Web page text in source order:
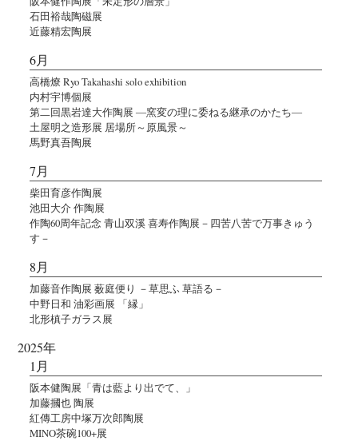
石田裕哉陶磁展
近藤精宏陶展
6月
高橋燎 Ryo Takahashi solo exhibition
内村宇博個展
第二回黒岩達大作陶展 ―窯変の理に委ねる継承のかたち―
土屋明之造形展 居場所～原風景～
馬野真吾陶展
7月
柴田育彦作陶展
池田大介 作陶展
作陶60周年記念 青山双溪 喜寿作陶展－四苦八苦で万事きゅう
す－
8月
加藤音作陶展 薮庭便り －草思ふ 草語る－
中野日和 油彩画展 「縁」
北形槙子ガラス展
2025年
1月
阪本健陶展「青は藍より出でて、」
加藤摑也 陶展
紅傳工房中塚万次郎陶展
MINO茶碗100+展